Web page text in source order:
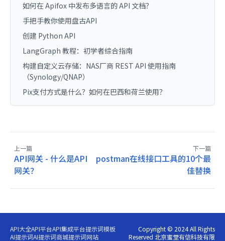
如何在 Apifox 中发布多语言的 API 文档？
手把手教你使用盘古API
创建 Python API
LangGraph 教程：初学者综合指南
构建自定义云存储：NAS厂商 REST API 使用指南
（Synology/QNAP）
Pix支付方式是什么？如何在巴西和荷兰使用？
上一篇
API网关 - 什么是API
网关？
下一篇
postman在线接口工具的10个最
佳替换
API大全API平台API集成平台提示词模板
AI提示词AI提示词商城提示词网站
Copyright © 2024 All Rights
Reserved 北京蜜堂有信科技有限